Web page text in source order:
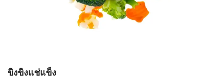
ขิงขิงแช่แข็ง